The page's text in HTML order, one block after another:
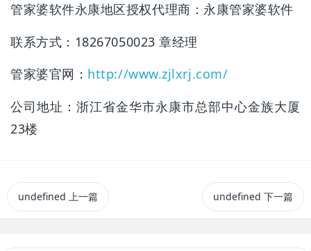
管家婆软件永康地区授权代理商：永康管家婆软件
联系方式：18267050023 章经理
管家婆官网： http://www.zjlxrj.com/
公司地址：浙江省金华市永康市总部中心金族大厦
23楼
undefined 上一篇 undefined 下一篇